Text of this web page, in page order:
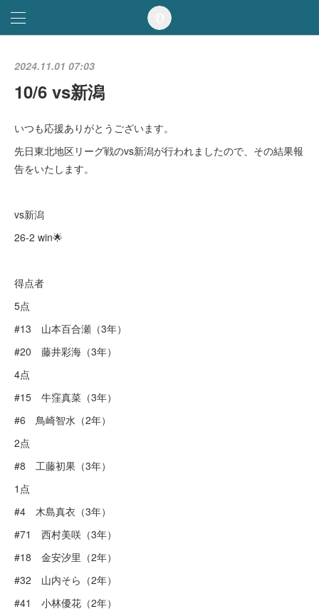
2024.11.01 07:03
10/6 vs新潟
いつも応援ありがとうございます。
先日東北地区リーグ戦のvs新潟が行われましたので、その結果報
告をいたします。
vs新潟
26-2 win🌟
得点者
5点
#13 山本百合瀬（3年）
#20 藤井彩海（3年）
4点
#15 牛窪真菜（3年）
#6 鳥崎智水（2年）
2点
#8 工藤初果（3年）
1点
#4 木島真衣（3年）
#71 西村美咲（3年）
#18 金安汐里（2年）
#32 山内そら（2年）
#41 小林優花（2年）